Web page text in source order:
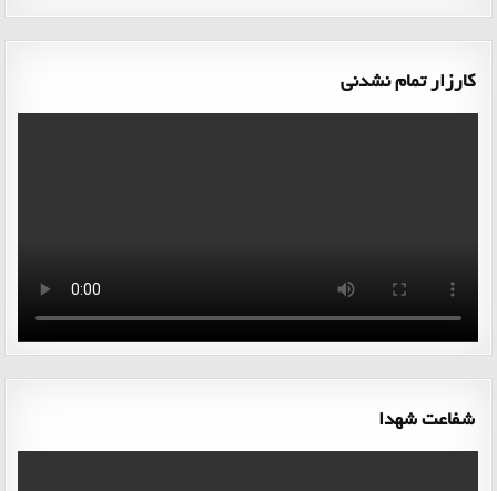
کارزار تمام نشدنی
شفاعت شهدا